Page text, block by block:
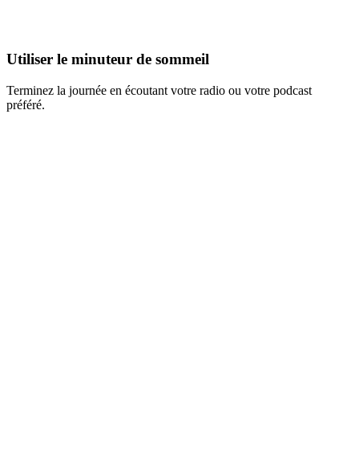
Utiliser le minuteur de sommeil
Terminez la journée en écoutant votre radio ou votre podcast
préféré.